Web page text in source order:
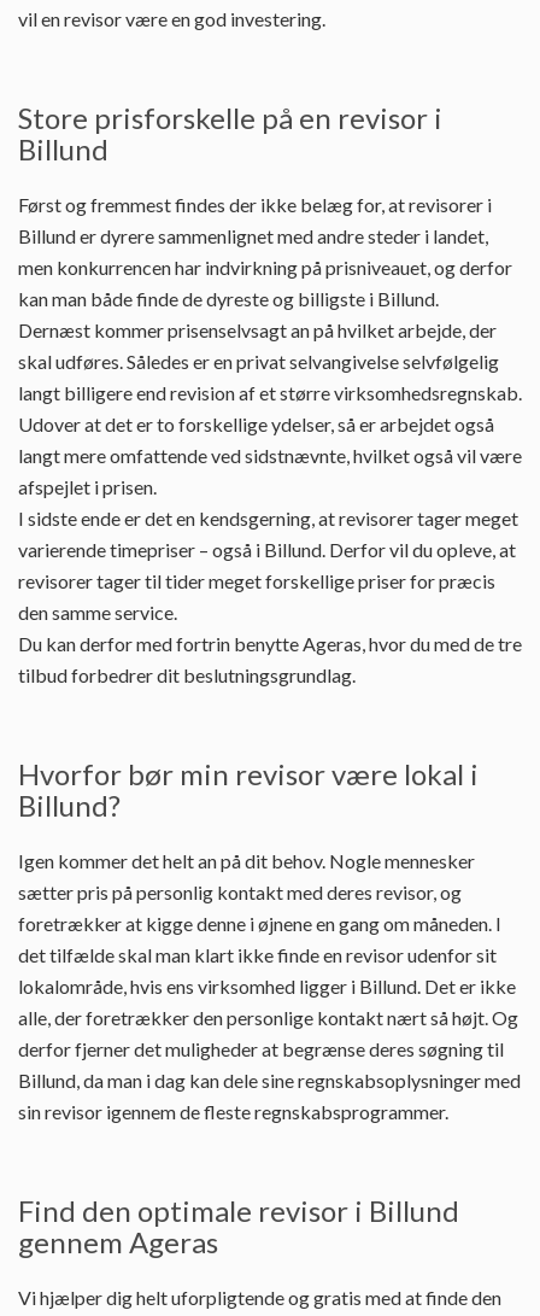
vil en revisor være en god investering.
Store prisforskelle på en revisor i
Billund
Først og fremmest findes der ikke belæg for, at revisorer i
Billund er dyrere sammenlignet med andre steder i landet,
men konkurrencen har indvirkning på prisniveauet, og derfor
kan man både finde de dyreste og billigste i Billund.
Dernæst kommer prisenselvsagt an på hvilket arbejde, der
skal udføres. Således er en privat selvangivelse selvfølgelig
langt billigere end revision af et større virksomhedsregnskab.
Udover at det er to forskellige ydelser, så er arbejdet også
langt mere omfattende ved sidstnævnte, hvilket også vil være
afspejlet i prisen.
I sidste ende er det en kendsgerning, at revisorer tager meget
varierende timepriser – også i Billund. Derfor vil du opleve, at
revisorer tager til tider meget forskellige priser for præcis
den samme service.
Du kan derfor med fortrin benytte Ageras, hvor du med de tre
tilbud forbedrer dit beslutningsgrundlag.
Hvorfor bør min revisor være lokal i
Billund?
Igen kommer det helt an på dit behov. Nogle mennesker
sætter pris på personlig kontakt med deres revisor, og
foretrækker at kigge denne i øjnene en gang om måneden. I
det tilfælde skal man klart ikke finde en revisor udenfor sit
lokalområde, hvis ens virksomhed ligger i Billund. Det er ikke
alle, der foretrækker den personlige kontakt nært så højt. Og
derfor fjerner det muligheder at begrænse deres søgning til
Billund, da man i dag kan dele sine regnskabsoplysninger med
sin revisor igennem de fleste regnskabsprogrammer.
Find den optimale revisor i Billund
gennem Ageras
Vi hjælper dig helt uforpligtende og gratis med at finde den